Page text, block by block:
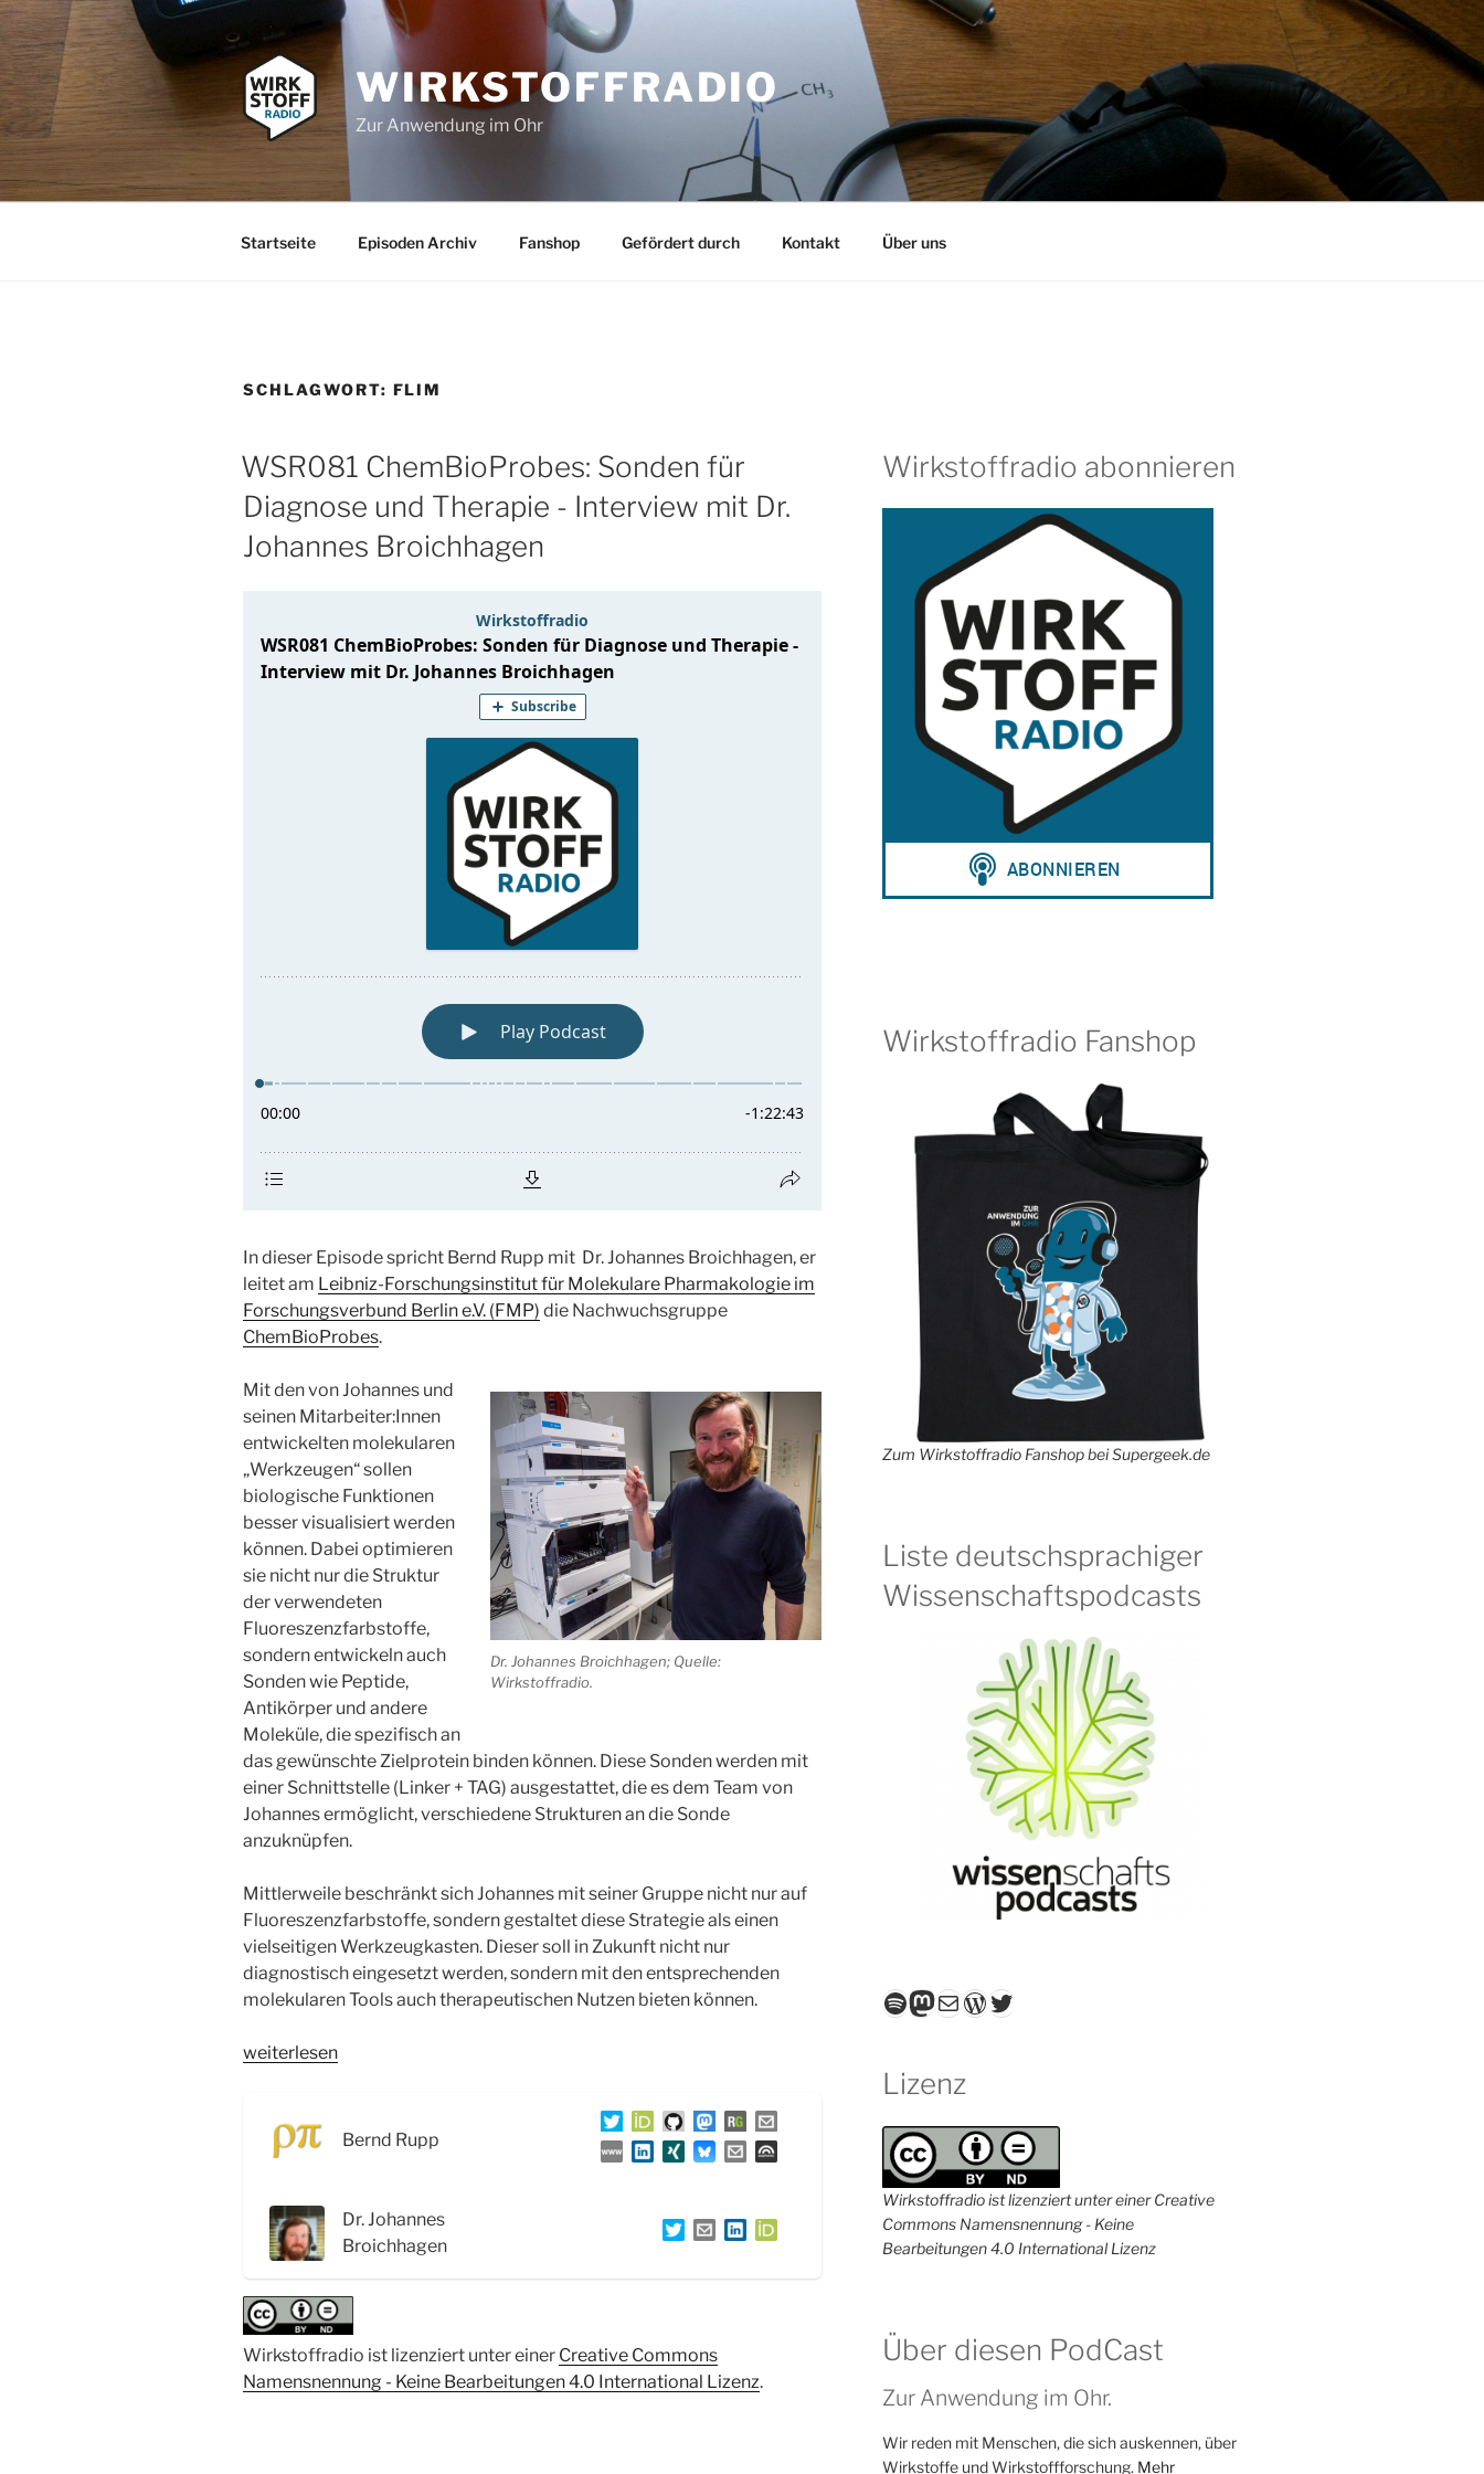
Zum
Inhalt
springen
WIRKSTOFFRADIO
Zur Anwendung im Ohr
Startseite Episoden Archiv Fanshop Gefördert durch Kontakt Über uns
SCHLAGWORT: FLIM
WSR081 ChemBioProbes: Sonden für
Diagnose und Therapie - Interview mit Dr.
Johannes Broichhagen
In dieser Episode spricht Bernd Rupp mit Dr. Johannes Broichhagen, er
leitet am Leibniz-Forschungsinstitut für Molekulare Pharmakologie im
Forschungsverbund Berlin e.V. (FMP) die Nachwuchsgruppe
ChemBioProbes.
Dr. Johannes Broichhagen; Quelle:
Wirkstoffradio.
Mit den von Johannes und
seinen Mitarbeiter:Innen
entwickelten molekularen
„Werkzeugen“ sollen
biologische Funktionen
besser visualisiert werden
können. Dabei optimieren
sie nicht nur die Struktur
der verwendeten
Fluoreszenzfarbstoffe,
sondern entwickeln auch
Sonden wie Peptide,
Antikörper und andere
Moleküle, die spezifisch an
das gewünschte Zielprotein binden können. Diese Sonden werden mit
einer Schnittstelle (Linker + TAG) ausgestattet, die es dem Team von
Johannes ermöglicht, verschiedene Strukturen an die Sonde
anzuknüpfen.
Mittlerweile beschränkt sich Johannes mit seiner Gruppe nicht nur auf
Fluoreszenzfarbstoffe, sondern gestaltet diese Strategie als einen
vielseitigen Werkzeugkasten. Dieser soll in Zukunft nicht nur
diagnostisch eingesetzt werden, sondern mit den entsprechenden
molekularen Tools auch therapeutischen Nutzen bieten können.
„WSR081
Diagnose
Therapie
Interview
Dr.
Johannes
Broichhagen“
weiterlesen
Bernd Rupp
Dr. Johannes
Broichhagen
Wirkstoffradio ist lizenziert unter einer Creative Commons
Namensnennung - Keine Bearbeitungen 4.0 International Lizenz.
Wirkstoffradio abonnieren
Wirkstoffradio Fanshop
Zum Wirkstoffradio Fanshop bei Supergeek.de
Liste deutschsprachiger
Wissenschaftspodcasts
Spotify
Mastodon
E-MailWordPress
Twitter
Lizenz
Wirkstoffradio ist lizenziert unter einer Creative
Commons Namensnennung - Keine
Bearbeitungen 4.0 International Lizenz
Über diesen PodCast
Zur Anwendung im Ohr.
Wir reden mit Menschen, die sich auskennen, über
Wirkstoffe und Wirkstoffforschung. Mehr